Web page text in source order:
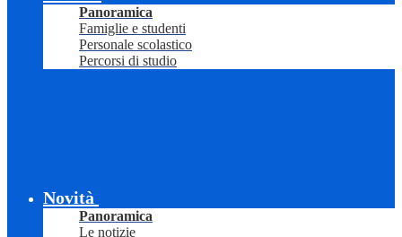
Panoramica
Famiglie e studenti
Personale scolastico
Percorsi di studio
Novità
Panoramica
Le notizie